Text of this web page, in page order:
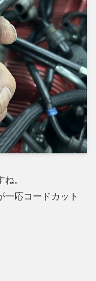
。
一応コードカット